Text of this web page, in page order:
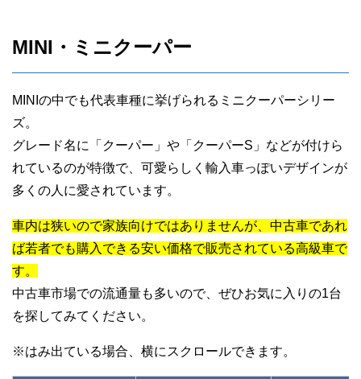
MINI・ミニクーパー
MINIの中でも代表車種に挙げられるミニクーパーシリー
ズ。
グレード名に「クーパー」や「クーパーS」などが付けら
れているのが特徴で、可愛らしく輸入車っぽいデザインが
多くの人に愛されています。
車内は狭いので家族向けではありませんが、中古車であれ
ば若者でも購入できる安い価格で販売されている高級車で
す。
中古車市場での流通量も多いので、ぜひお気に入りの1台
を探してみてください。